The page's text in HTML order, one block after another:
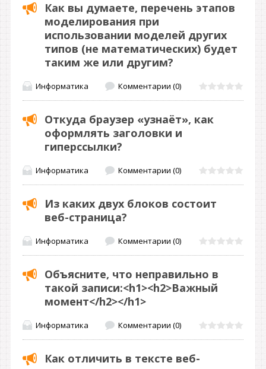
Как вы думаете, перечень этапов
моделирования при
использовании моделей других
типов (не математических) будет
таким же или другим?
Информатика Комментарии (0)
Откуда браузер «узнаёт», как
оформлять заголовки и
гиперссылки?
Информатика Комментарии (0)
Из каких двух блоков состоит
веб-страница?
Информатика Комментарии (0)
Объясните, что неправильно в
такой записи:<h1><h2>Важный
момент</h2></h1>
Информатика Комментарии (0)
Как отличить в тексте веб-